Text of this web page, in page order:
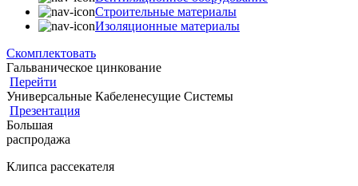
Строительные материалы
Изоляционные материалы
Скомплектовать
Гальваническое цинкование
Перейти
Универсальные Кабеленесущие Системы
Презентация
Большая
распродажа
Клипса рассекателя